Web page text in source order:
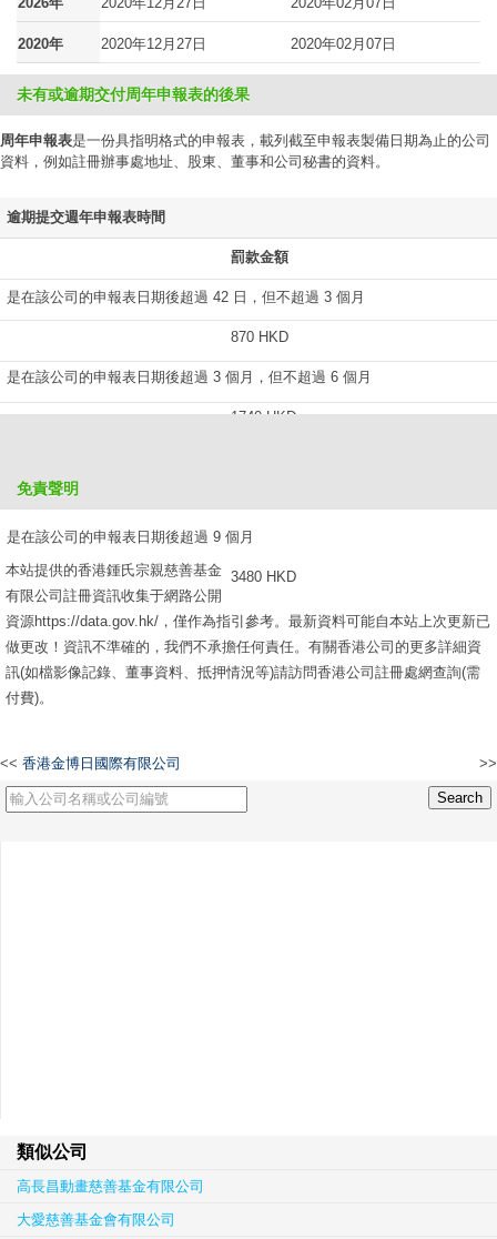
2020年 2020年12月27日 2020年02月07日
未有或逾期交付周年申報表的後果
周年申報表是一份具指明格式的申報表，載列截至申報表製備日期為止的公司
資料，例如註冊辦事處地址、股東、董事和公司秘書的資料。
逾期提交週年申報表時間
罰款金額
是在該公司的申報表日期後超過 42 日，但不超過 3 個月
870 HKD
是在該公司的申報表日期後超過 3 個月，但不超過 6 個月
1740 HKD
是在該公司的申報表日期後超過 9 個月
3480 HKD
免責聲明
本站提供的香港鍾氏宗親慈善基金
有限公司註冊資訊收集于網路公開
資源https://data.gov.hk/，僅作為指引參考。最新資料可能自本站上次更新已
做更改！資訊不準確的，我們不承擔任何責任。有關香港公司的更多詳細資
訊(如檔影像記錄、董事資料、抵押情況等)請訪問香港公司註冊處網查詢(需
付費)。
<< 香港金博日國際有限公司 >>
類似公司
高長昌動畫慈善基金有限公司
大愛慈善基金會有限公司